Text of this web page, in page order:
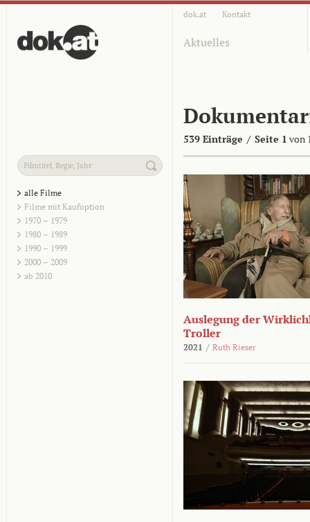
dok.at Kontakt
Aktuelles
539 Einträge / Seite 1 von
alle Filme
Filme mit Kaufoption
1970 – 1979
1980 – 1989
1990 – 1999
2000 – 2009
ab 2010
Auslegung der
Troller
2021 / Ruth Rieser